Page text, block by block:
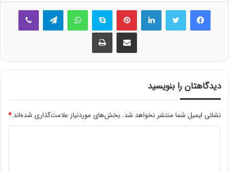
فیس بوک لینکدین ‫پین‌ترست اسکایپ واتس آپ
اشتراک گذاری از طریق ایمیل چاپ
دیدگاهتان را بنویسید
نشانی ایمیل شما منتشر نخواهد شد. بخش‌های موردنیاز علامت‌گذاری شده‌اند*